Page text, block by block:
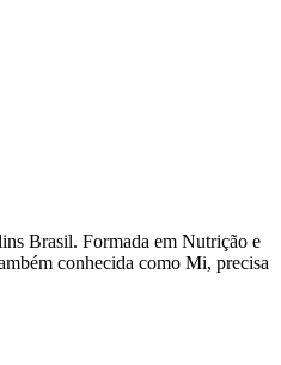
Brasil. Formada em Nutrição e
conhecida como Mi, precisa